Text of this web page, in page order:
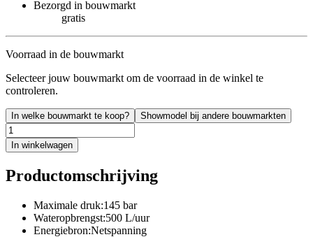
Bezorgd in bouwmarkt
gratis
Voorraad in de bouwmarkt
Selecteer jouw bouwmarkt om de voorraad in de winkel te
controleren.
In welke bouwmarkt te koop? Showmodel bij andere bouwmarkten
In winkelwagen
Productomschrijving
Maximale druk:145 bar
Wateropbrengst:500 L/uur
Energiebron:Netspanning